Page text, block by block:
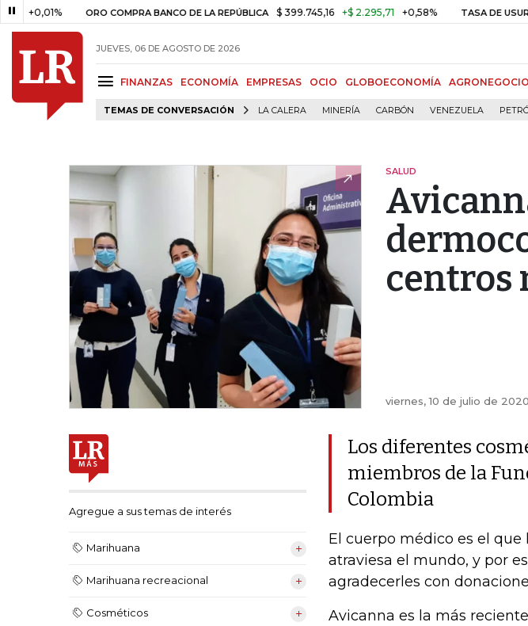
ORO COMPRA BANCO DE LA REPÚBLICA $ 399.745,16 +$ 2.295,71 +0,58% TASA DE USURA
JUEVES, 06 DE AGOSTO DE 2026
FINANZAS ECONOMÍA EMPRESAS OCIO GLOBOECONOMÍA
TEMAS DE CONVERSACIÓN LA CALERA MINERÍA CARBÓN VENEZUELA
SALUD
centros
viernes, 10 de julio de 2020
Agregue a sus temas de interés
Marihuana
Marihuana recreacional
Cosméticos
Los diferentes
miembros de la
Colombia
El cuerpo médico es el
atraviesa el mundo, y por
agradecerles con
Avicanna es la más